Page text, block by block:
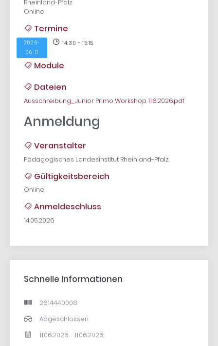
Rheinland-Pfalz
Online
Termine
2026-
06-11
14:30 - 15:15
Module
Dateien
Ausschreibung_Junior Primo Workshop 11.6.2026.pdf
Anmeldung
Veranstalter
Pädagogisches Landesinstitut Rheinland-Pfalz
Gültigkeitsbereich
Online
Anmeldeschluss
14.05.2026
Schnelle Informationen
2614440008
Abgeschlossen
11.06.2026 - 11.06.2026